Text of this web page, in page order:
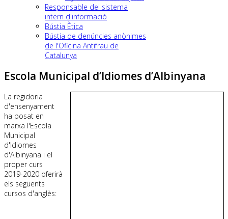
Responsable del sistema
intern d'informació
Bústia Ètica
Bústia de denúncies anònimes
de l'Oficina Antifrau de
Catalunya
Escola Municipal d’Idiomes d’Albinyana
La regidoria
d'ensenyament
ha posat en
marxa l'Escola
Municipal
d'Idiomes
d'Albinyana i el
proper curs
2019-2020 oferirà
els següents
cursos d'anglès: